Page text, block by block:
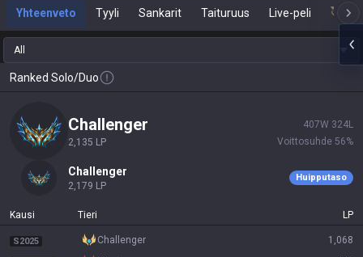
Yhteenveto Tyyli Sankarit Taituruus Live-peli
All
Ranked Solo/Duo
challenger
2,135 LP
407W 324L
Voittosuhde 56%
challenger
2,179 LP
Huipputaso
Kausi Tieri LP
S2025 challenger 1,068